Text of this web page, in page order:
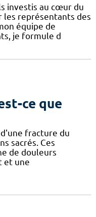
investis au cœur du
les représentants des
équipe de
je formule d
ce que
fracture du
sacrés. Ces
de douleurs
et une